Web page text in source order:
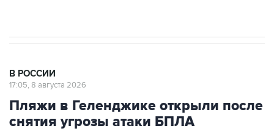
В РОССИИ
17:05, 8 августа 2026
Пляжи в Геленджике открыли после
снятия угрозы атаки БПЛА